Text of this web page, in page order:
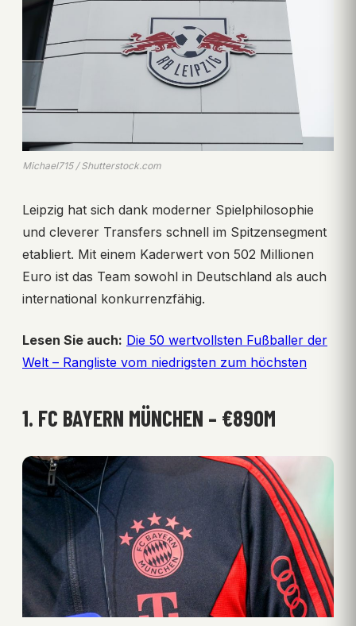
Michael715 / Shutterstock.com
Leipzig hat sich dank moderner Spielphilosophie
und cleverer Transfers schnell im Spitzensegment
etabliert. Mit einem Kaderwert von 502 Millionen
Euro ist das Team sowohl in Deutschland als auch
international konkurrenzfähig.
Lesen Sie auch: Die 50 wertvollsten Fußballer der
Welt – Rangliste vom niedrigsten zum höchsten
1. FC BAYERN MÜNCHEN – €890M